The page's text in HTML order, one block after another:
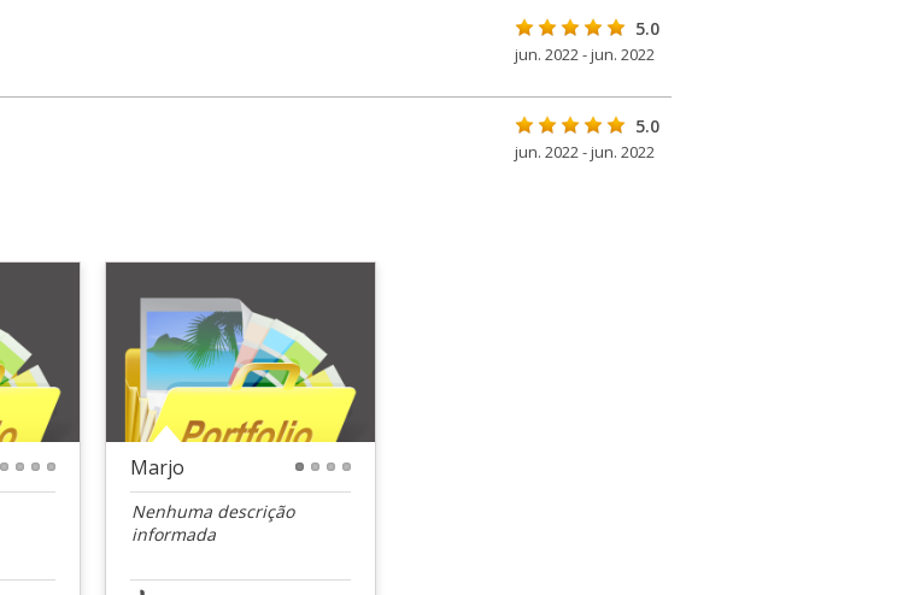
5.0
jun. 2022 - jun. 2022
5.0
jun. 2022 - jun. 2022
Marjo
Nenhuma descrição
informada